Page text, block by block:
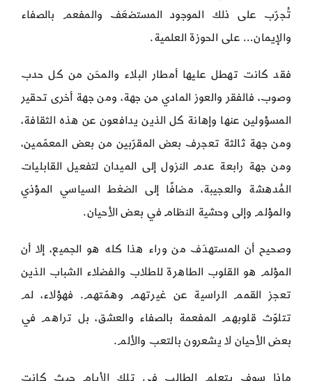
تُجرّب على ذلك الموجود المستضعَف والمفعم بالصفاء
والإيمان… على الحوزة العلمية.
فقد كانت تهطل عليها أمطار البلاء والمحَن من كل حدب
وصوب، فالفقر والعوز المادي من جهة، ومن جهة أخرى تحقير
المسؤولين عنها وإهانة كل الذين يدافعون عن هذه الثقافة،
ومن جهة ثالثة تعجرف بعض المقرّبين من بعض المعمّمين،
ومن جهة رابعة عدم النزول إلى الميدان لتفعيل القابليات
المُدهشة والعجيبة، مضافًا إلى الضغط السياسي المؤذي
والمؤلم وإلى وحشية النظام في بعض الأحيان.
وصحيح أن المستهدَف من وراء هذا كله هو الجميع، إلا أن
المؤلم هو القلوب الطاهرة للطلاب والفضلاء الشباب الذين
تعجز القمم الراسية عن غيرتهم وهمّتهم. فهؤلاء، لم
تتلوّث قلوبهم المفعمة بالصفاء والعشق، بل تراهم في
بعض الأحيان لا يشعرون بالتعب والألم.
ماذا سوف يتعلم الطالب في تلك الأيام حيث كانت